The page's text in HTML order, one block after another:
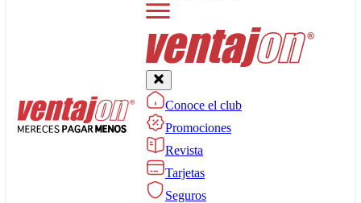
Conoce el club
Promociones
Revista
Tarjetas
Seguros